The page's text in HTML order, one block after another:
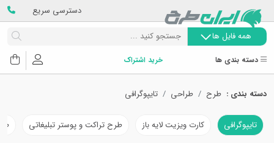
دسترسی سریع
همه فایل ها
دسته بندی ها خرید اشتراک
دسته بندی : طرح طراحی تایپوگرافی
تایپوگرافی کارت ویزیت لایه باز طرح تراکت و پوستر تبلیغاتی